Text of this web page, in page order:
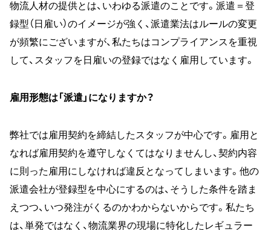
物流人材の提供とは、いわゆる派遣のことです。派遣＝登
録型（日雇い）のイメージが強く、派遣業法はルールの変更
が頻繁にございますが、私たちはコンプライアンスを重視
して、スタッフを日雇いの登録ではなく雇用しています。
雇用形態は「派遣」になりますか？
弊社では雇用契約を締結したスタッフが中心です。雇用と
なれば雇用契約を遵守しなくてはなりませんし、契約内容
に則った雇用にしなければ違反となってしまいます。他の
派遣会社が登録型を中心にするのは、そうした条件を踏ま
えつつ、いつ発注がくるのかわからないからです。私たち
は、単発ではなく、物流業界の現場に特化したレギュラー